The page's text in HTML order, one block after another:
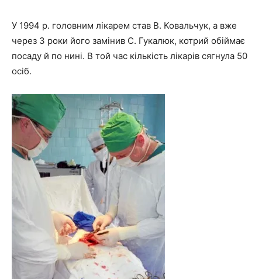
У 1994 р. головним лікарем став В. Ковальчук, а вже
через 3 роки його замінив С. Гукалюк, котрий обіймає
посаду й по нині. В той час кількість лікарів сягнула 50
осіб.